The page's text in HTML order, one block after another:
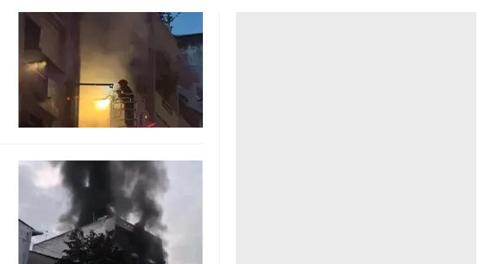
Shorts video
Podcast
EMagazine
Photo
Infographic
Góc ảnh